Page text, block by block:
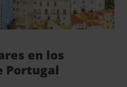
en los
Portugal